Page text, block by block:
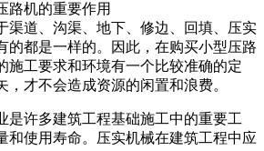
渠道、沟渠、地下、修边、回填、压实
的都是一样的。因此，在购买小型压路
施工要求和环境有一个比较准确的定
，才不会造成资源的闲置和浪费。
是许多建筑工程基础施工中的重要工
和使用寿命。压实机械在建筑工程中应